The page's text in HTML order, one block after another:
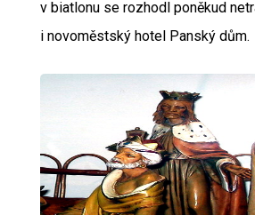
v biatlonu se rozhodl poněkud
i novoměstský hotel Panský dům.